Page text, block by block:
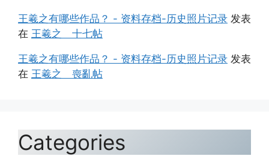
王羲之有哪些作品？ - 资料存档-历史照片记录 发表
在 王羲之 十七帖
王羲之有哪些作品？ - 资料存档-历史照片记录 发表
在 王羲之 喪亂帖
Categories